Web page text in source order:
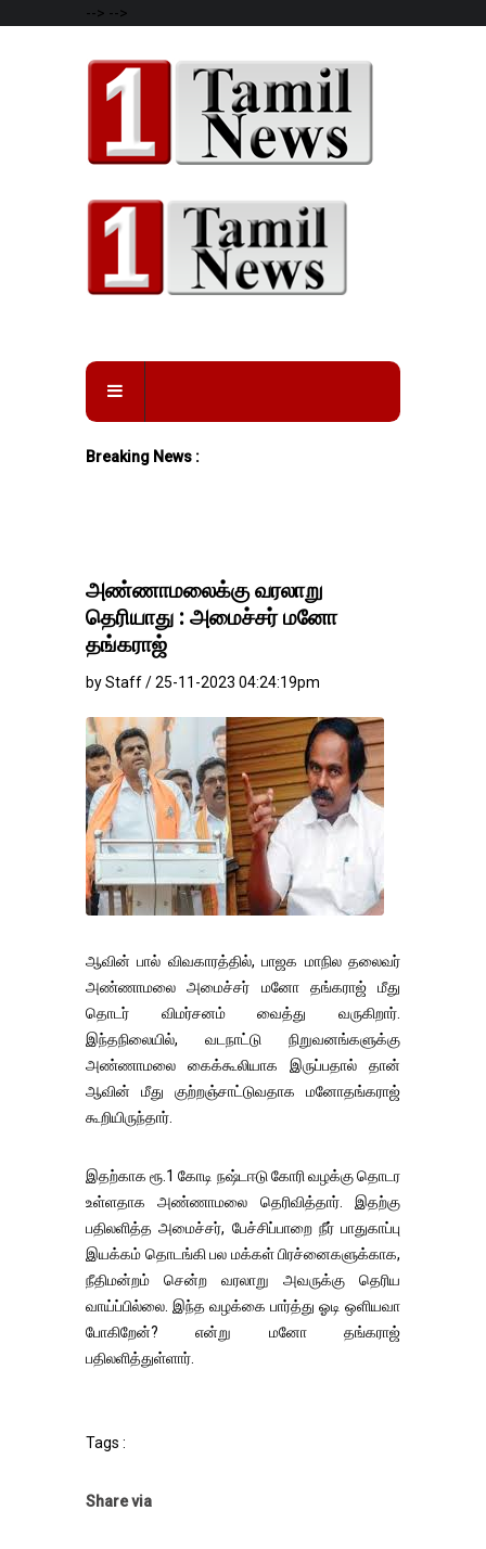
--> -->
Breaking News :
அண்ணாமலைக்கு வரலாறு
தெரியாது : அமைச்சர் மனோ
தங்கராஜ்
by Staff / 25-11-2023 04:24:19pm
ஆவின் பால் விவகாரத்தில், பாஜக மாநில தலைவர்
அண்ணாமலை அமைச்சர் மனோ தங்கராஜ் மீது
தொடர் விமர்சனம் வைத்து வருகிறார்.
இந்தநிலையில், வடநாட்டு நிறுவனங்களுக்கு
அண்ணாமலை கைக்கூலியாக இருப்பதால் தான்
ஆவின் மீது குற்றஞ்சாட்டுவதாக மனோதங்கராஜ்
கூறியிருந்தார்.
இதற்காக ரூ.1 கோடி நஷ்டஈடு கோரி வழக்கு தொடர
உள்ளதாக அண்ணாமலை தெரிவித்தார். இதற்கு
பதிலளித்த அமைச்சர், பேச்சிப்பாறை நீர் பாதுகாப்பு
இயக்கம் தொடங்கி பல மக்கள் பிரச்னைகளுக்காக,
நீதிமன்றம் சென்ற வரலாறு அவருக்கு தெரிய
வாய்ப்பில்லை. இந்த வழக்கை பார்த்து ஓடி ஒளியவா
போகிறேன்? என்று மனோ தங்கராஜ்
பதிலளித்துள்ளார்.
Tags :
Share via